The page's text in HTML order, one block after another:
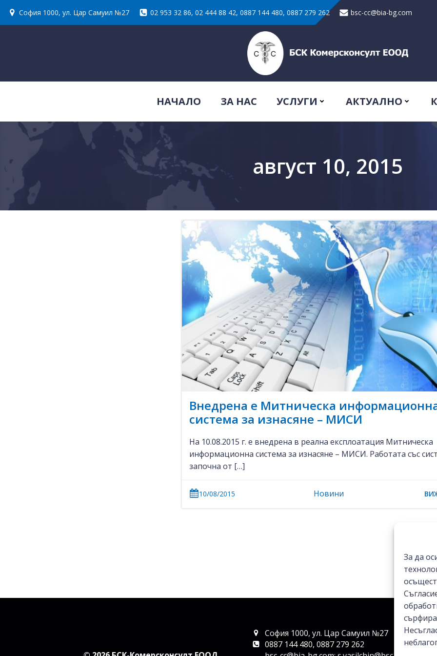
За да
София 1000, ул. Цар Самуил №27 02 953 32 86, 02 444 88 42, 0887 144 480, 0887 279 262 bsc-cc@bia-bg.com
НАЧАЛО ЗА НАС УСЛУГИ АКТУАЛНО
август 10, 2015
Внедрена e Митническа
система за изнасяне – МИСИ
На 10.08.2015 г. е внедрена в реална експлоатация Митническа
информационна система за изнасяне – МИСИ. Работата със
започна от […]
10/08/2015 Новини
София 1000, ул. Цар Самуил №27
0887 144 480, 0887 279 262